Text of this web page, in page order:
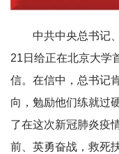
中共中央总书记
21日给正在北京大学
信。在信中，总书记
向，勉励他们练就过
了在这次新冠肺炎疫
前、英勇奋战，救死